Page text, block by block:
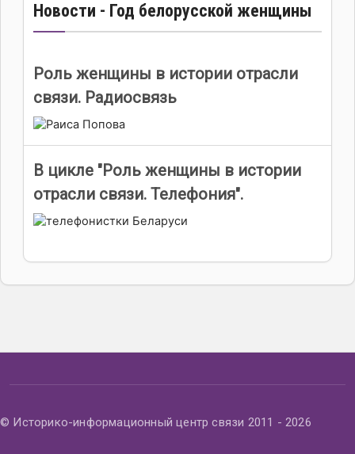
Новости - Год белорусской женщины
Роль женщины в истории отрасли
связи. Радиосвязь
В цикле "Роль женщины в истории
отрасли связи. Телефония".
© Историко-информационный центр связи 2011 - 2026